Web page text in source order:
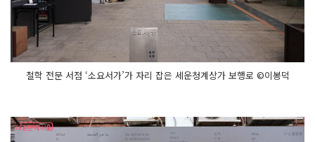
철학 전문 서점 ‘소요서가’가 자리 잡은 세운청계상가 보행로 ©이봉덕